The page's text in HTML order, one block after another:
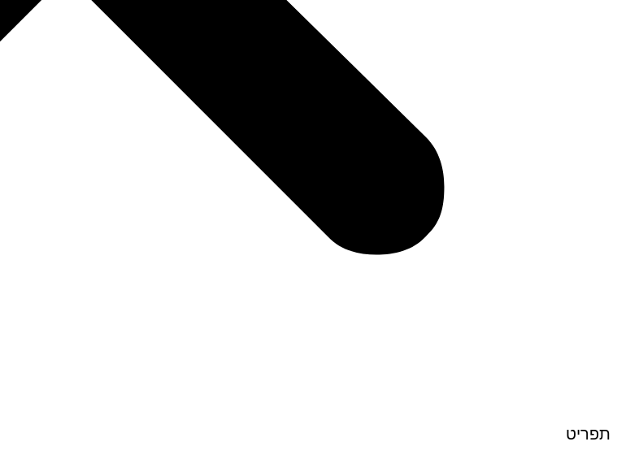
תפריט